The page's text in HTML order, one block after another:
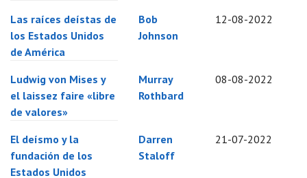
Las raíces deístas de
los Estados Unidos
de América
Bob
Johnson
12-08-2022
Ludwig von Mises y
el laissez faire «libre
de valores»
Murray
Rothbard
08-08-2022
El deísmo y la
fundación de los
Estados Unidos
Darren
Staloff
21-07-2022